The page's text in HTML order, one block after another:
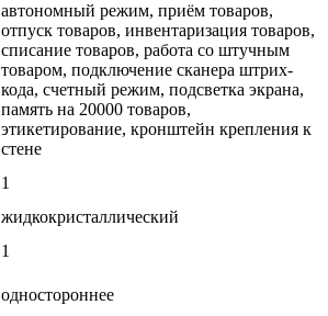
автономный режим, приём товаров,
отпуск товаров, инвентаризация товаров,
списание товаров, работа со штучным
товаром, подключение сканера штрих-
кода, счетный режим, подсветка экрана,
память на 20000 товаров,
этикетирование, кронштейн крепления к
стене
1
жидкокристаллический
1
одностороннее